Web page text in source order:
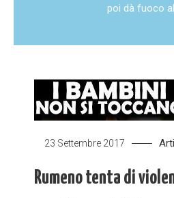
poi dà fuoco
23 Settembre 2017
Rumeno tenta di